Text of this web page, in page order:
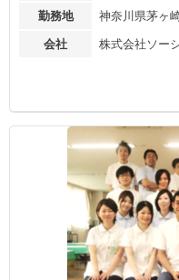
勤務地
神奈川県茅ヶ
会社
株式会社ソー